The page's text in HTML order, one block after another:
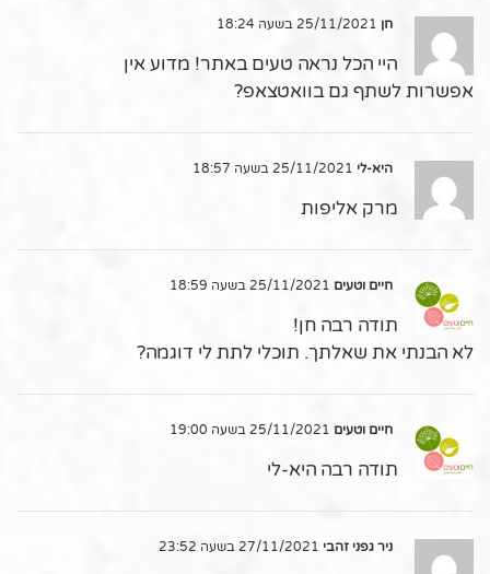
חן
היי הכל נראה טעים באתר! מדוע אין
אפשרות לשתף גם בוואטצאפ?
היא-לי
מרק אליפות
חיים וטעים
תודה רבה חן!
לא הבנתי את שאלתך. תוכלי לתת לי דוגמה?
חיים וטעים
תודה רבה היא-לי
ניר גפני זהבי